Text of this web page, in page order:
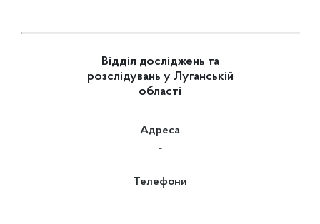
Відділ досліджень та
розслідувань у Луганській
області
Адреса
-
Телефони
-